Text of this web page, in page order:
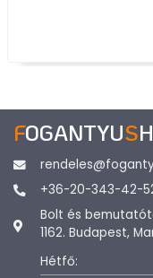
FOGANTYUS
+36-20-343-42-
Bolt és
1162. Budapest,
Hétfő: